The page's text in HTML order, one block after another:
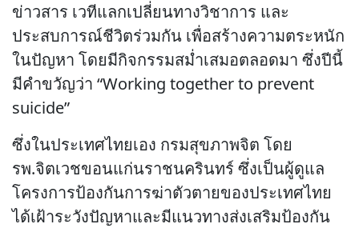
ข่าวสาร เวทีแลกเปลี่ยนทางวิชาการ และ
ประสบการณ์ชีวิตร่วมกัน เพื่อสร้างความตระหนัก
ในปัญหา โดยมีกิจกรรมสม่ำเสมอตลอดมา ซึ่งปีนี้
มีคำขวัญว่า “Working together to prevent
suicide”
ซึ่งในประเทศไทยเอง กรมสุขภาพจิต โดย
รพ.จิตเวชขอนแก่นราชนครินทร์ ซึ่งเป็นผู้ดูแล
โครงการป้องกันการฆ่าตัวตายของประเทศไทย
ได้เฝ้าระวังปัญหาและมีแนวทางส่งเสริมป้องกัน